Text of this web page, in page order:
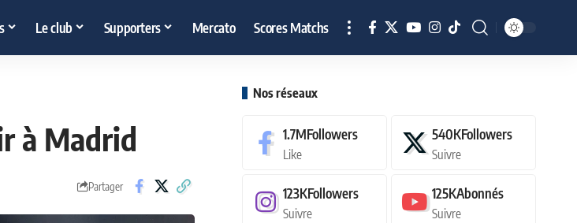
Le club Supporters Mercato Scores Matchs
à Madrid
Partager
Nos réseaux
1.7MFollowers
Like
540KFollowers
Suivre
123KFollowers
Suivre
125KAbonnés
Suivre